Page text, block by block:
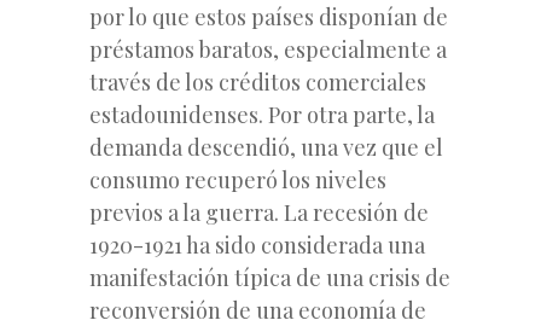
por lo que estos países disponían de
préstamos baratos, especialmente a
través de los créditos comerciales
estadounidenses. Por otra parte, la
demanda descendió, una vez que el
consumo recuperó los niveles
previos a la guerra. La recesión de
1920-1921 ha sido considerada una
manifestación típica de una crisis de
reconversión de una economía de